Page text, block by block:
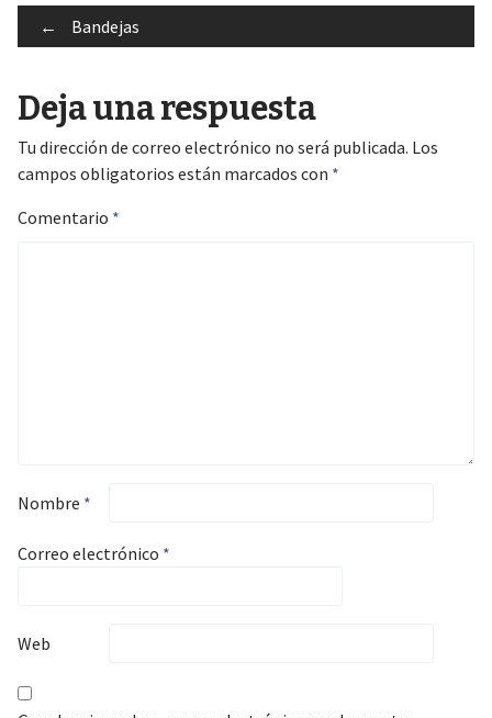
Post
navigation
← Bandejas
Deja una respuesta
Tu dirección de correo electrónico no será publicada. Los
campos obligatorios están marcados con *
Comentario *
Nombre *
Correo electrónico *
Web